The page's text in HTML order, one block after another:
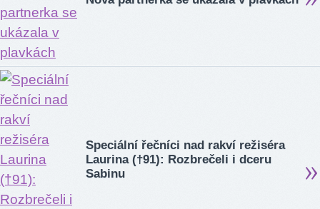
Speciální řečníci nad rakví režiséra
Laurina (†91): Rozbrečeli i dceru
Sabinu